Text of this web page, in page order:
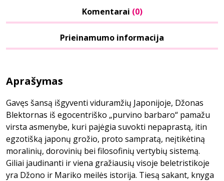
Komentarai (0)
Prieinamumo informacija
Aprašymas
Gavęs šansą išgyventi viduramžių Japonijoje, Džonas
Blektornas iš egocentriško „purvino barbaro“ pamažu
virsta asmenybe, kuri pajėgia suvokti nepaprastą, itin
egzotišką japonų grožio, proto sampratą, neįtikėtiną
moralinių, dorovinių bei filosofinių vertybių sistemą.
Giliai jaudinanti ir viena gražiausių visoje beletristikoje
yra Džono ir Mariko meilės istorija. Tiesą sakant, knyga